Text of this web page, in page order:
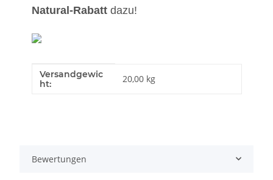
Natural-Rabatt dazu!
Produkteigenschaft
Wert
Versandgewic
ht:
20,00 kg
Bewertungen